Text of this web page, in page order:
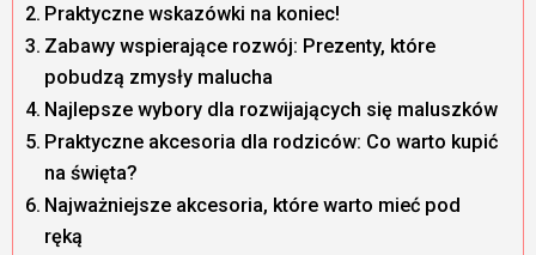
Praktyczne wskazówki na koniec!
Zabawy wspierające rozwój: Prezenty, które
pobudzą zmysły malucha
Najlepsze wybory dla rozwijających się maluszków
Praktyczne akcesoria dla rodziców: Co warto kupić
na święta?
Najważniejsze akcesoria, które warto mieć pod
ręką